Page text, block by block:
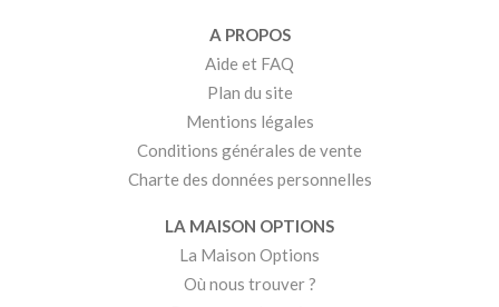
A PROPOS
Aide et FAQ
Plan du site
Mentions légales
Conditions générales de vente
Charte des données personnelles
LA MAISON OPTIONS
La Maison Options
Où nous trouver ?